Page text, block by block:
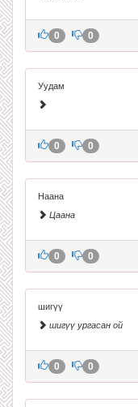
0 0
Уудам
0 0
Наана
Цаана
0 0
шигүү
шигүү ургасан ой
0 0